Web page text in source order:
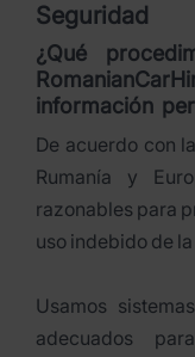
Seguridad
¿Qué
información
De acuerdo con
Rumanía y
razonables para
uso indebido de
Usamos
adecuados